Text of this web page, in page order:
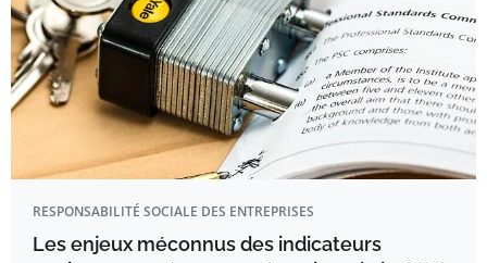
RESPONSABILITÉ SOCIALE DES ENTREPRISES
Les enjeux méconnus des indicateurs